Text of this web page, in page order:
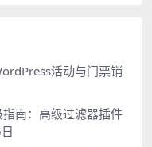
活动与门票销
南：高级过滤器插件